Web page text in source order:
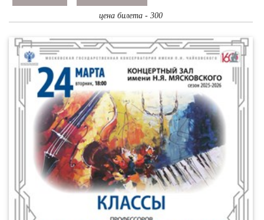
цена билета - 300